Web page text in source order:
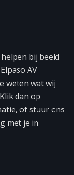
bij beeld
AV
weten wat wij
dan op
of stuur ons
met je in